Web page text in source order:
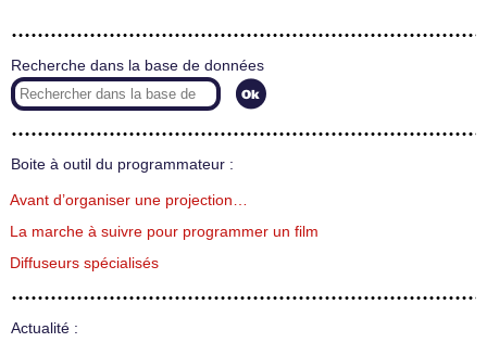
Recherche dans la base de données
Boite à outil du programmateur :
Avant d’organiser une projection…
La marche à suivre pour programmer un film
Diffuseurs spécialisés
Actualité :